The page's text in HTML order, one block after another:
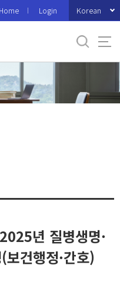
Home Login Korean
년 질병생명·
건행정·간호)